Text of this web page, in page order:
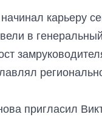
карьеру
в
пригласил